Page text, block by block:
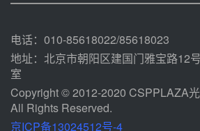
规模化助力构
电话：010-85618022/85618023
地址：北京市朝阳区建国门雅宝路12
室
Copyright © 2012-2020 CSPPLAZA
All Rights Reserved.
京ICP备13024512号-4